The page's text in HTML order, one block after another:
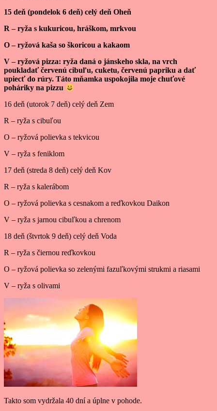
15 deň (pondelok 6 deň) celý deň Oheň
R – ryža s kukuricou, hráškom, mrkvou
O – ryžová kaša so škoricou a kakaom
V – ryžová pizza: ryža daná o jánskeho skla, na vrch
poukladať červenú cibuľu, cuketu, červenú papriku a dať
upiecť do rúry. Táto mňamka uspokojila moje chuťové
poháriky na pizzu
16 deň (utorok 7 deň) celý deň Zem
R – ryža s cibuľou
O – ryžová polievka s tekvicou
V – ryža s feniklom
17 deň (streda 8 deň) celý deň Kov
R – ryža s kalerábom
O – ryžová polievka s cesnakom a reďkovkou Daikon
V – ryža s jarnou cibuľkou a chrenom
18 deň (štvrtok 9 deň) celý deň Voda
R – ryža s čiernou reďkovkou
O – ryžová polievka so zelenými fazuľkovými strukmi a riasami
V – ryža s olivami
Takto som vydržala 40 dní a úplne v pohode.